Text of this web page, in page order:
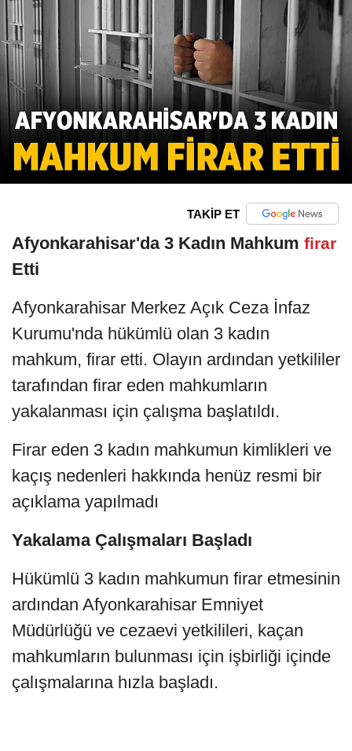
TAKİP ET
Afyonkarahisar'da 3 Kadın Mahkum firar
Etti
Afyonkarahisar Merkez Açık Ceza İnfaz
Kurumu'nda hükümlü olan 3 kadın
mahkum, firar etti. Olayın ardından yetkililer
tarafından firar eden mahkumların
yakalanması için çalışma başlatıldı.
Firar eden 3 kadın mahkumun kimlikleri ve
kaçış nedenleri hakkında henüz resmi bir
açıklama yapılmadı
Yakalama Çalışmaları Başladı
Hükümlü 3 kadın mahkumun firar etmesinin
ardından Afyonkarahisar Emniyet
Müdürlüğü ve cezaevi yetkilileri, kaçan
mahkumların bulunması için işbirliği içinde
çalışmalarına hızla başladı.